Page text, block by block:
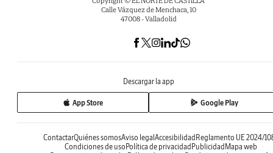
Calle Vázquez de Menchaca, 10
47008 - Valladolid
Descargar la app
App Store Google Play
ContactarQuiénes somosAviso legal Accesibilidad Reglamento UE 2024/
Condiciones de uso Política de privacidad Publicidad Mapa web